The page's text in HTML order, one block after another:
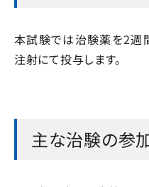
本試験では治験薬を2週
注射にて投与します。
主な治験の参